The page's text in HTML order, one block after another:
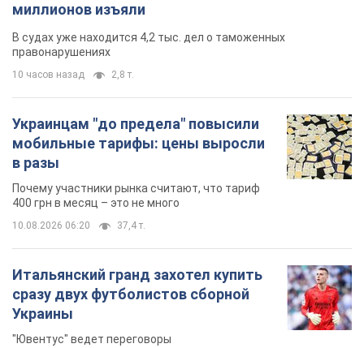
миллионов изъяли
В судах уже находится 4,2 тыс. дел о таможенных
правонарушениях
10 часов назад 2,8 т.
Украинцам "до предела" повысили
мобильные тарифы: цены выросли
в разы
Почему участники рынка считают, что тариф
400 грн в месяц – это не много
10.08.2026 06:20 37,4 т.
Итальянский гранд захотел купить
сразу двух футболистов сборной
Украины
"Ювентус" ведет переговоры